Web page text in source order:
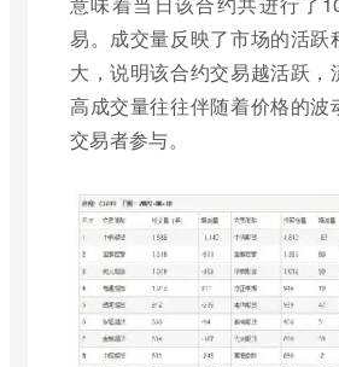
易。成交量反映了市场的活跃
大，说明该合约交易越活跃，
高成交量往往伴随着价格的波
交易者参与。